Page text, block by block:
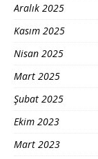
Aralık 2025
Kasım 2025
Nisan 2025
Mart 2025
Şubat 2025
Ekim 2023
Mart 2023